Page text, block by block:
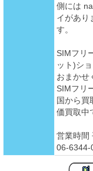
側には
イがあり
す。
SIMフリ
ット)シ
おまかせ
SIMフリ
国から買
価買取中
営業時間
06-6344-